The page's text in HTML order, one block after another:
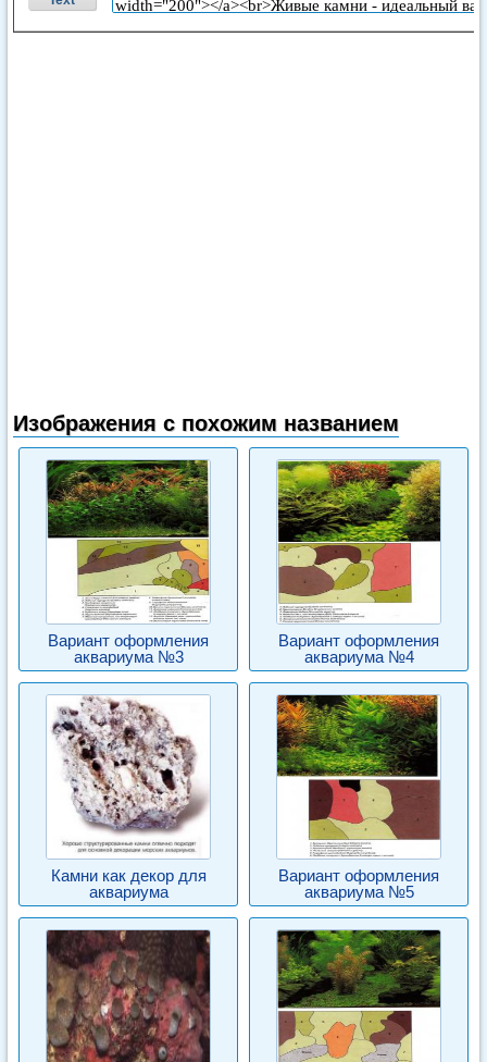
Изображения с похожим названием
Вариант оформления
аквариума №3
Вариант оформления
аквариума №4
Камни как декор для
аквариума
Вариант оформления
аквариума №5